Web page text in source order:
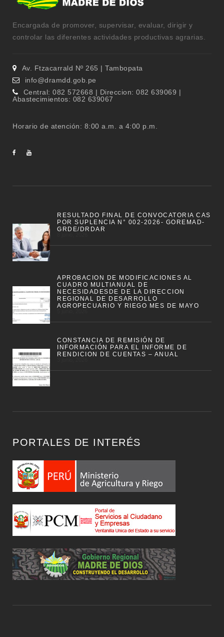
Encargada de promover, supervisar, evaluar, dirigir y
controlar las diferentes actividades productivas agrarias.
Av. Ftzacarrald Nº 265 | Tambopata
info@dramdd.gob.pe
Central: 082 572668 | Direccion: 082 639069 |
Abastecimientos: 082 639067
Horario de atención: 8:00 a.m. a 4:00 p.m.
RESULTADO FINAL DE CONVOCATORIA CAS
POR SUPLENCIA N° 002-2026- GOREMAD-
GRDE/DRDAR
APROBACION DE MODIFICACIONES AL
CUADRO MULTIANUAL DE
NECESIDADESDE DE LA DIRECCION
REGIONAL DE DESARROLLO
AGROPECUARIO Y RIEGO MES DE MAYO
CONSTANCIA DE REMISIÓN DE
INFORMACIÓN PARA EL INFORME DE
RENDICION DE CUENTAS – ANUAL
PORTALES DE INTERÉS